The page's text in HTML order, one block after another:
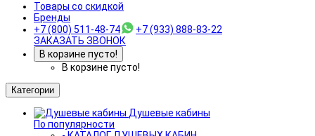
Товары со скидкой
Бренды
+7 (800) 511-48-74
+7 (933) 888-83-22
ЗАКАЗАТЬ ЗВОНОК
В корзине пусто!
В корзине пусто!
Категории
Душевые кабины
По популярности